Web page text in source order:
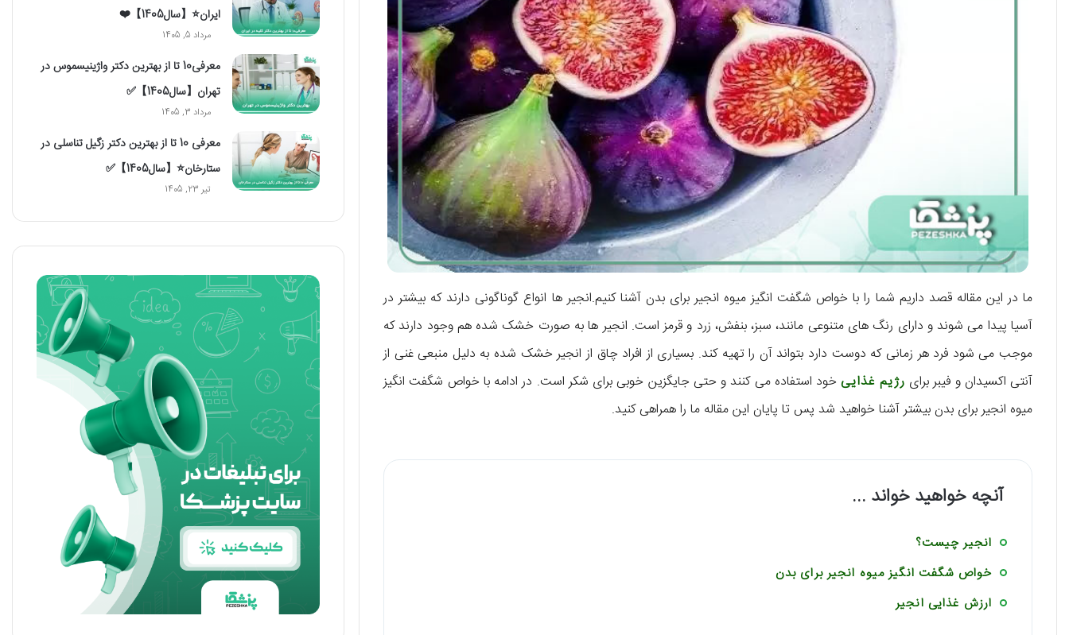
ما در این مقاله قصد داریم شما را با خواص شگفت انگیز میوه انجیر برای بدن آشنا کنیم.انجیر ها انواع گوناگونی دارند که بیشتر در
آسیا پیدا می شوند و دارای رنگ های متنوعی مانند، سبز، بنفش، زرد و قرمز است. انجیر ها به صورت خشک شده هم وجود دارند که
موجب می شود فرد هر زمانی که دوست دارد بتواند آن را تهیه کند. بسیاری از افراد چاق از انجیر خشک شده به دلیل منبعی غنی از
آنتی اکسیدان و فیبر برای رژیم غذاییخود استفاده می کنند و حتی جایگزین خوبی برای شکر است. در ادامه با خواص شگفت انگیز
میوه انجیر برای بدن بیشتر آشنا خواهید شد پس تا پایان این مقاله ما را همراهی کنید.
آنچه خواهید خواند ...
انجیر چیست؟
خواص شگفت انگیز میوه انجیر برای بدن
ارزش غذایی انجیر
ایران⭐【سال1405】❤️
مرداد 5, 1405
معرفی10 تا از بهترین دکتر واژینیسموس در
تهران【سال1405】✅
مرداد 3, 1405
معرفی 10 تا از بهترین دکتر زگیل تناسلی در
ستارخان⭐【سال1405】✅
تیر 23, 1405